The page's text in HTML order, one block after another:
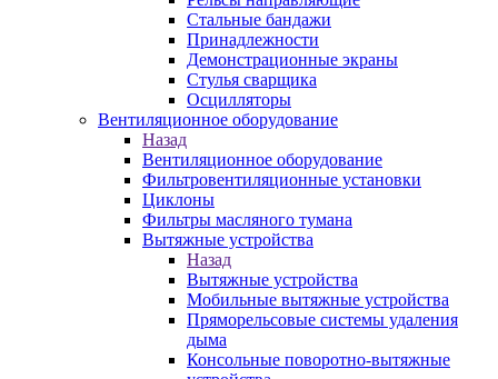
Стальные бандажи
Принадлежности
Демонстрационные экраны
Стулья сварщика
Осцилляторы
Вентиляционное оборудование
Назад
Вентиляционное оборудование
Фильтровентиляционные установки
Циклоны
Фильтры масляного тумана
Вытяжные устройства
Назад
Вытяжные устройства
Мобильные вытяжные устройства
Пряморельсовые системы удаления
дыма
Консольные поворотно-вытяжные